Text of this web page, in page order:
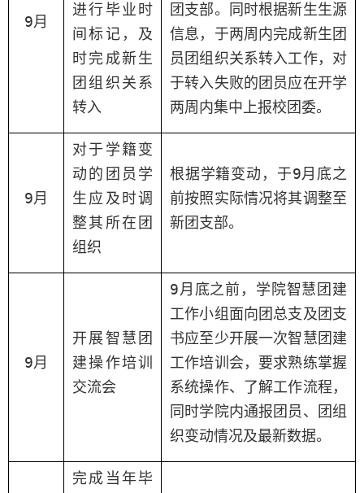
9月
进行毕业时
间标记 ，及
时完成新生
团组织 关系
转入
团支部。同时根据新生生源
信息， 于两周内完成新生团
员 团组织关系转入工作，对
于转入失败的团员应在开学
两周内集中上报校团委。
9月
对于 学籍变
动的 团员学
生应 及时调
整其所在团
组织
根据学籍变动， 于9月 底之
前按照实际情况将其调整至
新团支部。
9月
开展 智慧团
建操作培训
交流会
9月 底之前 ，学院智慧团建
工作小组面向团总支及团支
书应至少开展一次智慧团建
工作培训会， 要求熟练掌握
系统操作、了解工作流程，
同时学院内通报团员、团组
织变动情况及最新数据。
完成当年毕